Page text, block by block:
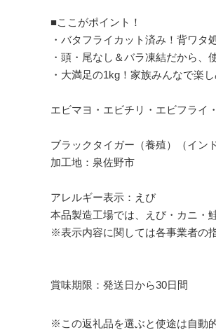
■ここがポイント！
・バタフライカット済み！背ワタ
・頭・尾なし＆バラ凍結だから、
・大満足の1kg！家族みんなで楽し
エビマヨ・エビチリ・エビフライ
ブラックタイガー（養殖）（イン
加工地：泉佐野市
アレルギー表示：えび
本品製造工場では、えび・カニ・
※表示内容に関しては各事業者の
賞味期限：発送日から30日間
※この返礼品を選ぶと使途は自動